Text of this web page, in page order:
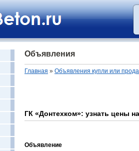
Объявления
Главная » Объявления купли или
ГК «Донтехком»: узнать цены
Объявление